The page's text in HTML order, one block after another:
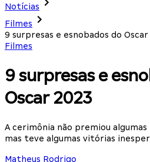
Notícias
Filmes
9 surpresas e esnobados do Oscar
Filmes
9 surpresas e
Oscar 2023
A cerimônia não premiou
mas teve algumas vitórias
Matheus Rodrigo